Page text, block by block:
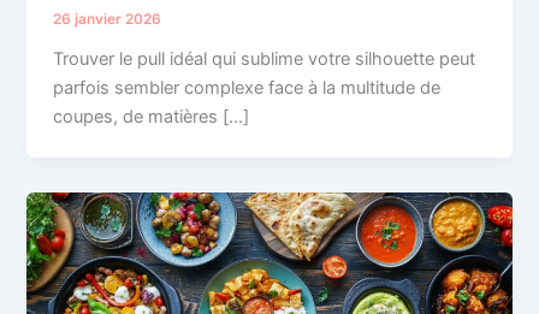
26 janvier 2026
Trouver le pull idéal qui sublime votre silhouette peut
parfois sembler complexe face à la multitude de
coupes, de matières […]